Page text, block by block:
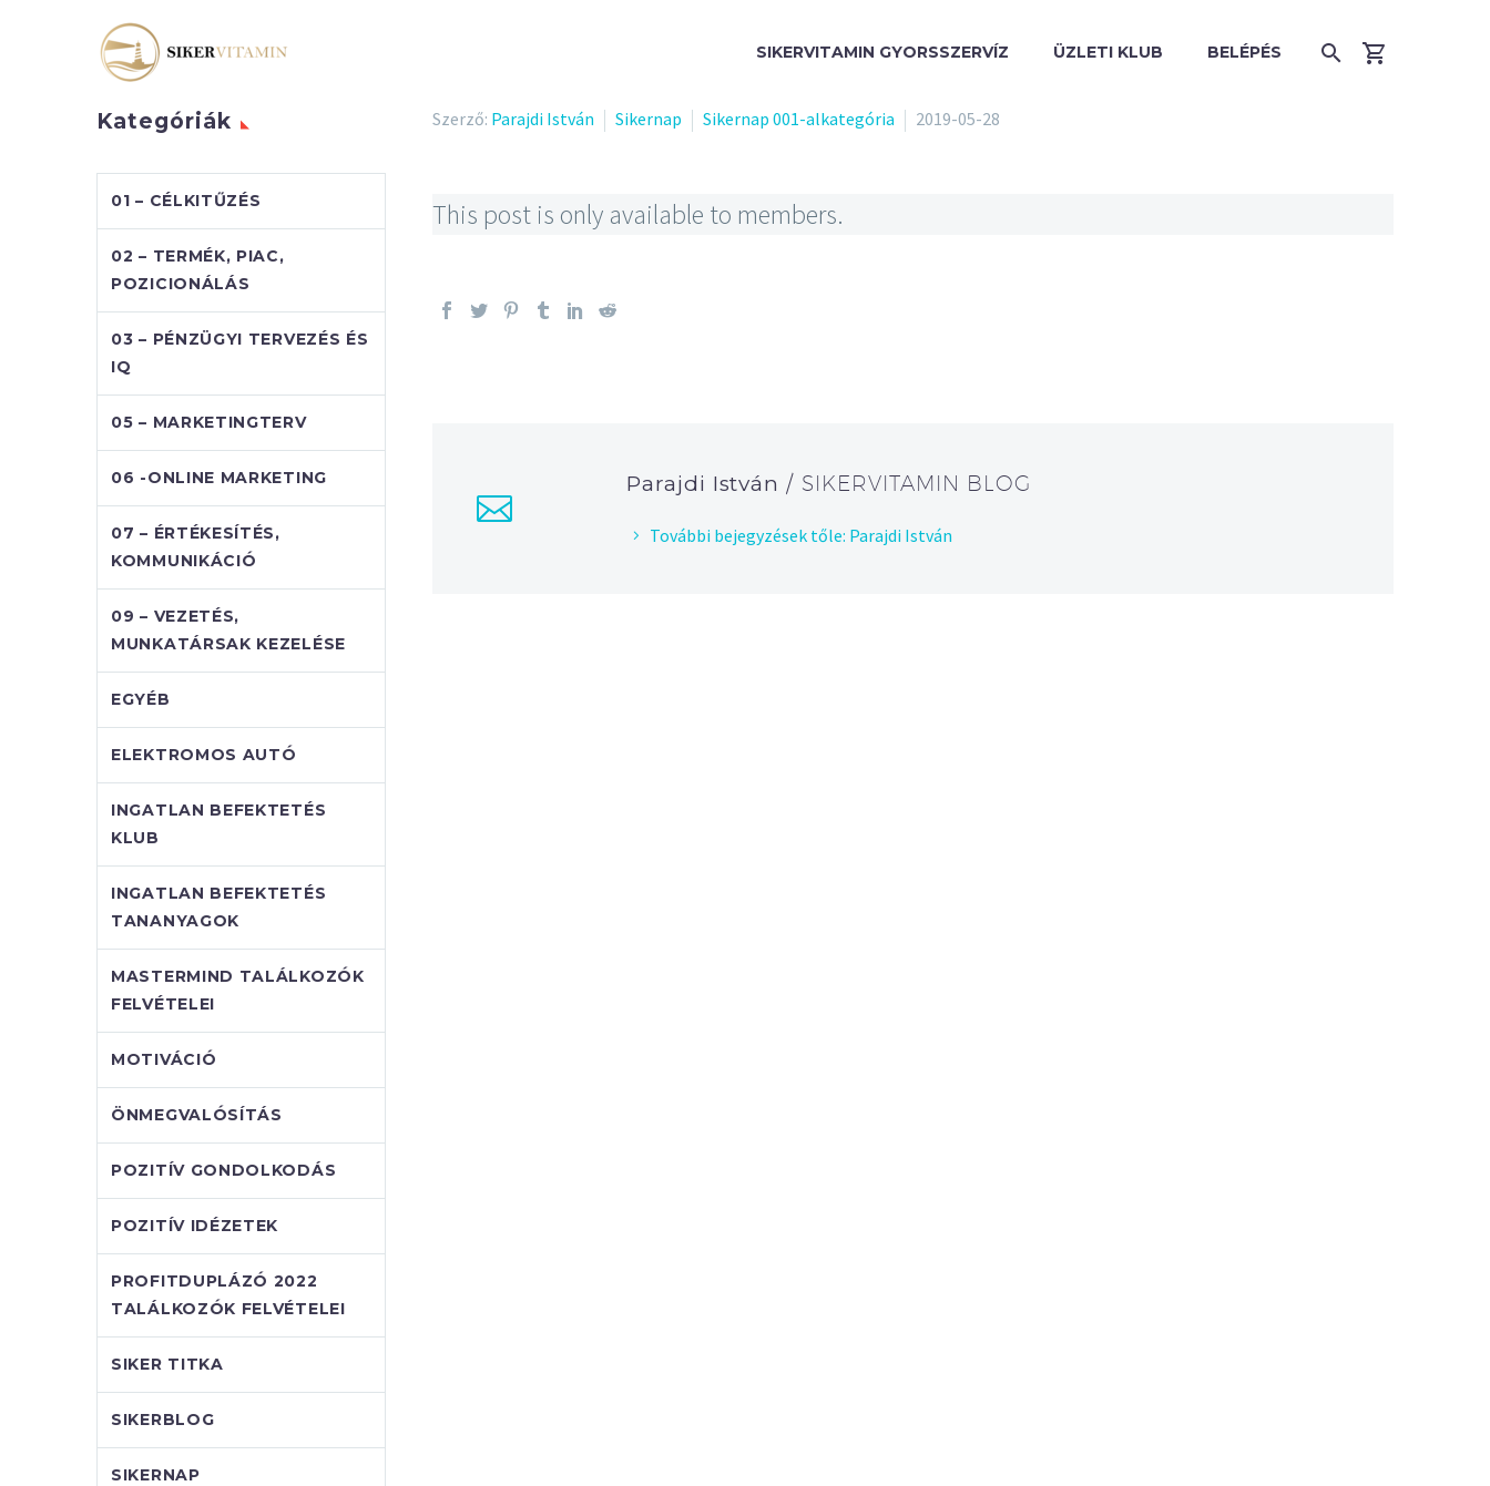
SIKERVITAMIN GYORSSZERVÍZ ÜZLETI KLUB BELÉPÉS
Szerző: Parajdi István Sikernap Sikernap 001-alkategória 2019-05-28
This post is only available to members.
Parajdi István/ SIKERVITAMIN BLOG
További bejegyzések tőle: Parajdi István
Kategóriák
01 – CÉLKITŰZÉS
02 – TERMÉK, PIAC,
POZICIONÁLÁS
03 – PÉNZÜGYI TERVEZÉS ÉS
IQ
05 – MARKETINGTERV
06 -ONLINE MARKETING
07 – ÉRTÉKESÍTÉS,
KOMMUNIKÁCIÓ
09 – VEZETÉS,
MUNKATÁRSAK KEZELÉSE
EGYÉB
ELEKTROMOS AUTÓ
INGATLAN BEFEKTETÉS
KLUB
INGATLAN BEFEKTETÉS
TANANYAGOK
MASTERMIND TALÁLKOZÓK
FELVÉTELEI
MOTIVÁCIÓ
ÖNMEGVALÓSÍTÁS
POZITÍV GONDOLKODÁS
POZITÍV IDÉZETEK
PROFITDUPLÁZÓ 2022
TALÁLKOZÓK FELVÉTELEI
SIKER TITKA
SIKERBLOG
SIKERNAP